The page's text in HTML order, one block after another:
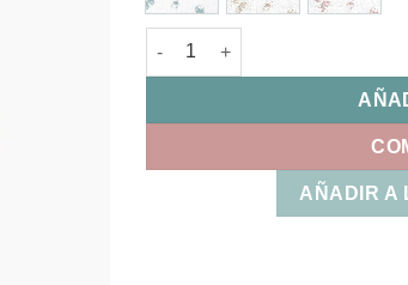
Bajera Capazo Interior +
AÑADIR A